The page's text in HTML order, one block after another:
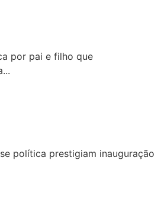
por pai e filho que
política prestigiam inauguração